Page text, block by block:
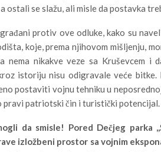
se slažu, ali misle da postavka
protiv ove odluke, kako su
koje, prema njihovom mišljenju,
nema nikakve veze sa Kruševcem i
istoriju nisu odigravale veće
postaviti vojnu tehniku u
pravi patriotski čin i turistički potencijal.
da smisle! Pored Dečjeg parka
izložbeni prostor sa vojnim